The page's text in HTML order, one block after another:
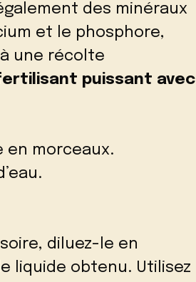
des minéraux
et le phosphore,
une récolte
puissant avec
en morceaux.
diluez-le en
liquide obtenu. Utilisez